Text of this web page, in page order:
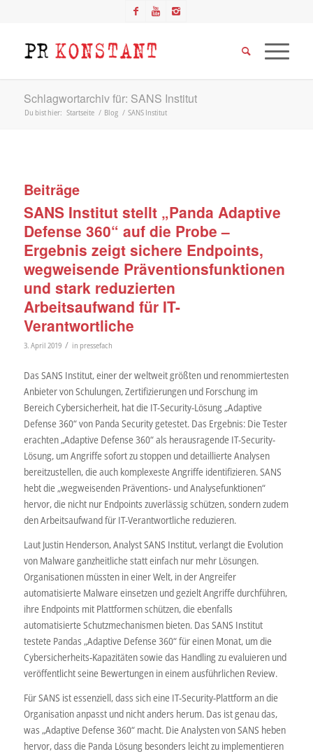
Schlagwortarchiv für: SANS Institut
Du bist hier: Startseite / Blog / SANS Institut
Beiträge
SANS Institut stellt „Panda Adaptive
Defense 360“ auf die Probe –
Ergebnis zeigt sichere Endpoints,
wegweisende Präventionsfunktionen
und stark reduzierten
Arbeitsaufwand für IT-
Verantwortliche
3. April 2019 / in pressefach
Das SANS Institut, einer der weltweit größten und renommiertesten
Anbieter von Schulungen, Zertifizierungen und Forschung im
Bereich Cybersicherheit, hat die IT-Security-Lösung „Adaptive
Defense 360“ von Panda Security getestet. Das Ergebnis: Die Tester
erachten „Adaptive Defense 360“ als herausragende IT-Security-
Lösung, um Angriffe sofort zu stoppen und detaillierte Analysen
bereitzustellen, die auch komplexeste Angriffe identifizieren. SANS
hebt die „wegweisenden Präventions- und Analysefunktionen“
hervor, die nicht nur Endpoints zuverlässig schützen, sondern zudem
den Arbeitsaufwand für IT-Verantwortliche reduzieren.
Laut Justin Henderson, Analyst SANS Institut, verlangt die Evolution
von Malware ganzheitliche statt einfach nur mehr Lösungen.
Organisationen müssten in einer Welt, in der Angreifer
automatisierte Malware einsetzen und gezielt Angriffe durchführen,
ihre Endpoints mit Plattformen schützen, die ebenfalls
automatisierte Schutzmechanismen bieten. Das SANS Institut
testete Pandas „Adaptive Defense 360“ für einen Monat, um die
Cybersicherheits-Kapazitäten sowie das Handling zu evaluieren und
veröffentlicht seine Bewertungen in einem ausführlichen Review.
Für SANS ist essenziell, dass sich eine IT-Security-Plattform an die
Organisation anpasst und nicht anders herum. Das ist genau das,
was „Adaptive Defense 360“ macht. Die Analysten von SANS heben
hervor, dass die Panda Lösung besonders leicht zu implementieren